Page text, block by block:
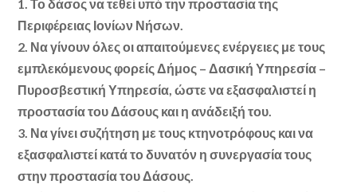
1. Το δάσος να τεθεί υπό την προστασία της
Περιφέρειας Ιονίων Νήσων.
2. Να γίνουν όλες οι απαιτούμενες ενέργειες με τους
εμπλεκόμενους φορείς Δήμος – Δασική Υπηρεσία –
Πυροσβεστική Υπηρεσία, ώστε να εξασφαλιστεί η
προστασία του Δάσους και η ανάδειξή του.
3. Να γίνει συζήτηση με τους κτηνοτρόφους και να
εξασφαλιστεί κατά το δυνατόν η συνεργασία τους
στην προστασία του Δάσους.